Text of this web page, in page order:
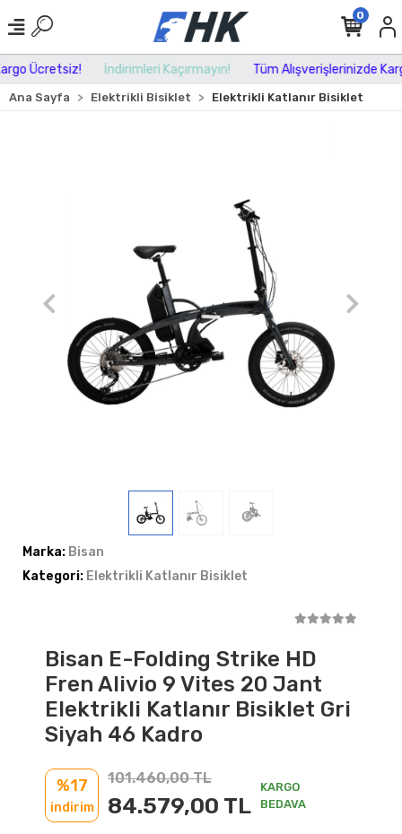
Ücretsiz! İndirimleri Kaçırmayın! Tüm Alışverişlerinizde
0
Ana Sayfa Elektrikli Bisiklet Elektrikli Katlanır Bisiklet
Marka: Bisan
Kategori: Elektrikli Katlanır Bisiklet
Bisan E-Folding Strike HD
Fren Alivio 9 Vites 20 Jant
Elektrikli Katlanır Bisiklet Gri
Siyah 46 Kadro
%17
indirim
101.460,00 TL
84.579,00 TL
KARGO
BEDAVA